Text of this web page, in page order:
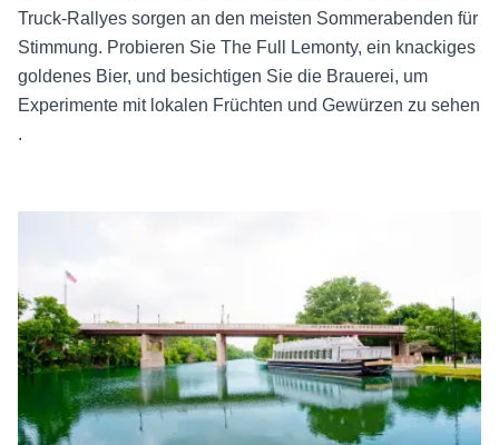
Truck-Rallyes sorgen an den meisten Sommerabenden für
Stimmung. Probieren Sie The Full Lemonty, ein knackiges
goldenes Bier, und besichtigen Sie die Brauerei, um
Experimente mit lokalen Früchten und Gewürzen zu sehen
.